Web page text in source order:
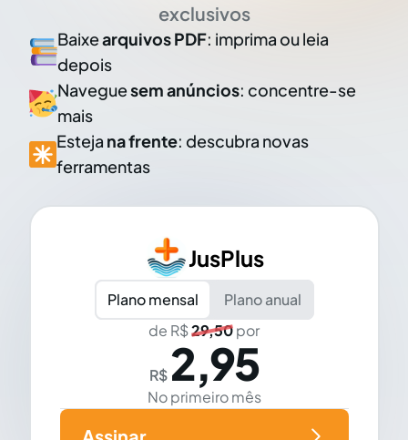
exclusivos
Baixearquivos PDF: imprima ou leia
depois
Naveguesem anúncios: concentre-se
mais
Esteja na frente: descubra novas
ferramentas
JusPlus
Plano mensal
Plano anual
de R$29,50por
R$ 2,95
No primeiro mês